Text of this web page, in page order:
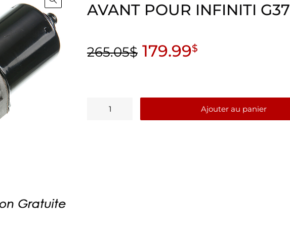
AVANT POUR INFINITI G37
265.05$ 179.99$
Ajouter au panier